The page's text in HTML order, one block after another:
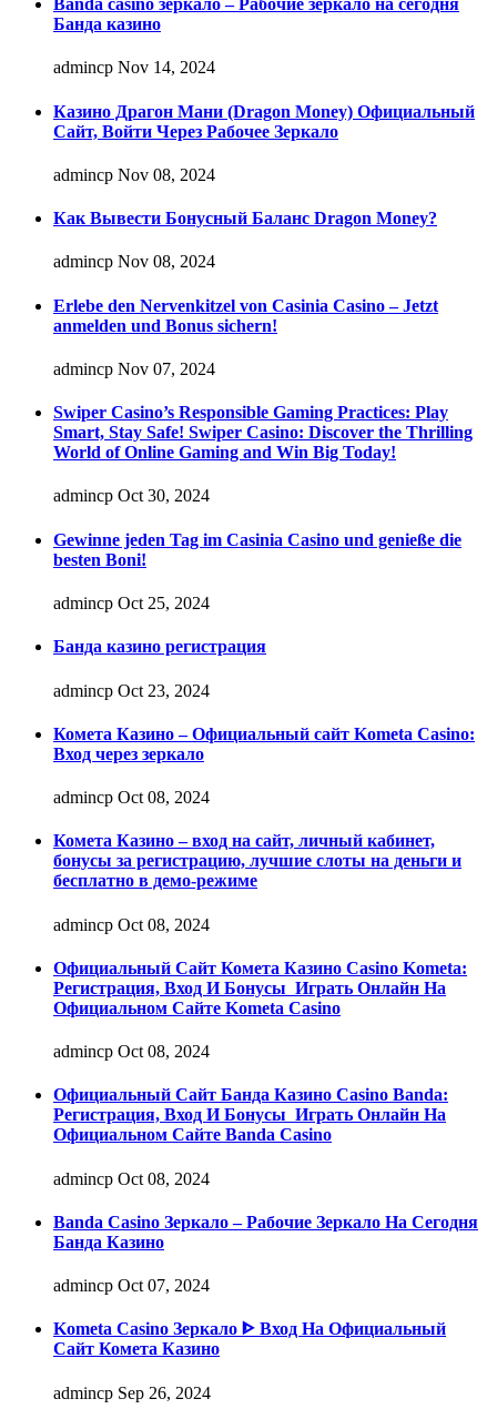
Banda casino зеркало – Рабочие зеркало на сегодня
Банда казино
admincp Nov 14, 2024
Казино Драгон Мани (Dragon Money) Официальный
Сайт, Войти Через Рабочее Зеркало
admincp Nov 08, 2024
Как Вывести Бонусный Баланс Dragon Money?
admincp Nov 08, 2024
Erlebe den Nervenkitzel von Casinia Casino – Jetzt
anmelden und Bonus sichern!
admincp Nov 07, 2024
Swiper Casino’s Responsible Gaming Practices: Play
Smart, Stay Safe! Swiper Casino: Discover the Thrilling
World of Online Gaming and Win Big Today!
admincp Oct 30, 2024
Gewinne jeden Tag im Casinia Casino und genieße die
besten Boni!
admincp Oct 25, 2024
Банда казино регистрация
admincp Oct 23, 2024
Комета Казино – Официальный сайт Kometa Casino:
Вход через зеркало
admincp Oct 08, 2024
Комета Казино – вход на сайт, личный кабинет,
бонусы за регистрацию, лучшие слоты на деньги и
бесплатно в демо-режиме
admincp Oct 08, 2024
Официальный Сайт Комета Казино Casino Kometa:
Регистрация, Вход И Бонусы ️ Играть Онлайн На
Официальном Сайте Kometa Casino
admincp Oct 08, 2024
Официальный Сайт Банда Казино Casino Banda:
Регистрация, Вход И Бонусы ️ Играть Онлайн На
Официальном Сайте Banda Casino
admincp Oct 08, 2024
Banda Casino Зеркало – Рабочие Зеркало На Сегодня
Банда Казино
admincp Oct 07, 2024
Kometa Casino Зеркало ᐈ Вход На Официальный
Сайт Комета Казино
admincp Sep 26, 2024